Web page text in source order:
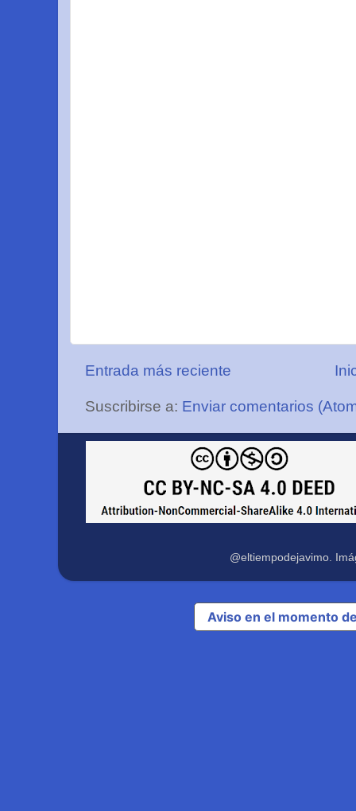
Entrada más reciente
Suscribirse a: Enviar comentarios
@eltiempodejavimo.
Aviso en el momento